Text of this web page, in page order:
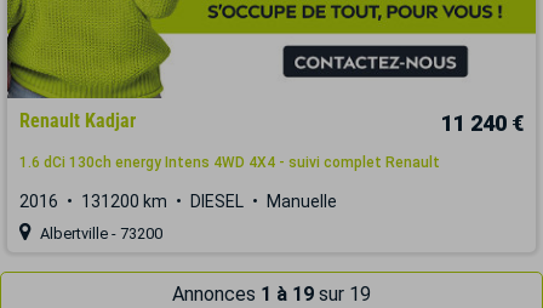
Renault Kadjar 11 240 €
1.6 dCi 130ch energy Intens 4WD 4X4 - suivi complet Renault
2016 131200 km DIESEL Manuelle
Albertville - 73200
Annonces 1 à 19 sur 19